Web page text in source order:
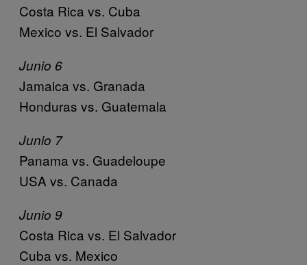
Costa Rica vs. Cuba
Mexico vs. El Salvador
Junio 6
Jamaica vs. Granada
Honduras vs. Guatemala
Junio 7
Panama vs. Guadeloupe
USA vs. Canada
Junio 9
Costa Rica vs. El Salvador
Cuba vs. Mexico